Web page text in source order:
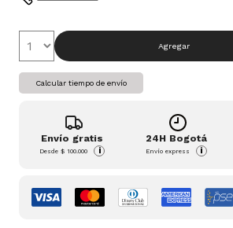
Agregar
Calcular tiempo de envío
Envío gratis
Desde$ 100.000 i
24H Bogotá
Envío express i